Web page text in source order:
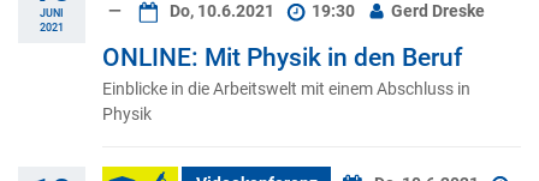
JUNI
2021
— Do, 10.6.2021 19:30 Gerd Dreske
ONLINE: Mit Physik in den Beruf
Einblicke in die Arbeitswelt mit einem Abschluss in
Physik